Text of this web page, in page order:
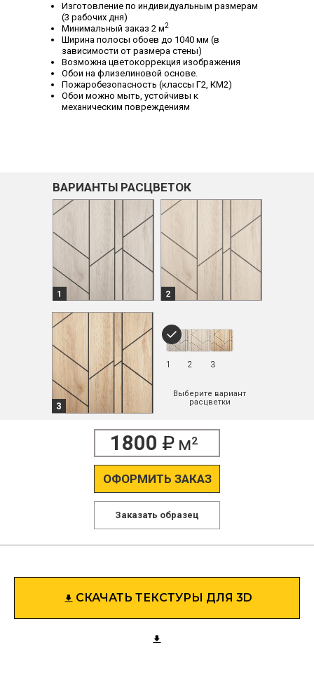
1800
Изготовление по индивидуальным размерам
(3 рабочих дня)
Минимальный заказ 2 м2
Ширина полосы обоев до 1040 мм (в
зависимости от размера стены)
Возможна цветокоррекция изображения
Обои на флизелиновой основе.
Пожаробезопасность (классы Г2, КМ2)
Обои можно мыть, устойчивы к
механическим повреждениям
м²
ОФОРМИТЬ ЗАКАЗ
Заказать образец
ВАРИАНТЫ РАСЦВЕТОК
1 2 3
Выберите вариант
расцветки
СКАЧАТЬ ТЕКСТУРЫ ДЛЯ 3D